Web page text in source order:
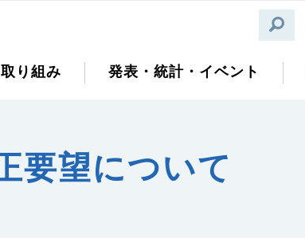
り組み 発表・統計・イベント
要望について